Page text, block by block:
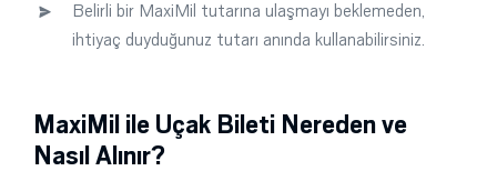
Belirli bir MaxiMil tutarına ulaşmayı beklemeden,
ihtiyaç duyduğunuz tutarı anında kullanabilirsiniz.
MaxiMil ile Uçak Bileti Nereden ve
Nasıl Alınır?